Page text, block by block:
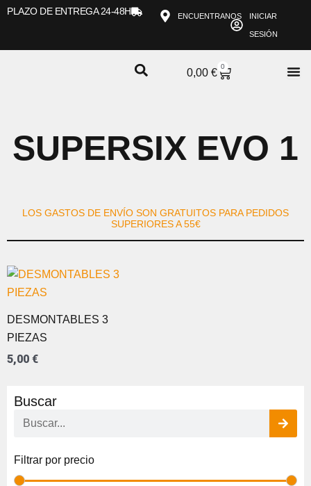
PLAZO DE ENTREGA 24-48H ENCUENTRANOS INICIAR
SESIÓN
0,00€
0
CARRITO
SUPERSIX EVO 1
LOS GASTOS DE ENVÍO SON GRATUITOS PARA PEDIDOS
SUPERIORES A 55€
Buscar
Filtrar por precio
DESMONTABLES 3
PIEZAS
5,00 €